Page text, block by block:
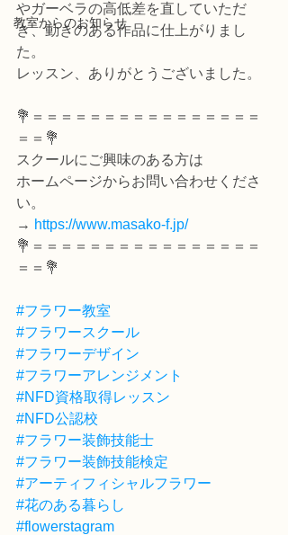
教室からのお知らせ
やガーベラの高低差を直していただ
き、動きのある作品に仕上がりまし
た。
レッスン、ありがとうございました。
💐＝＝＝＝＝＝＝＝＝＝＝＝＝＝＝＝
＝＝💐
スクールにご興味のある方は
ホームページからお問い合わせくださ
い。
→ https://www.masako-f.jp/
💐＝＝＝＝＝＝＝＝＝＝＝＝＝＝＝＝
＝＝💐
#フラワー教室
#フラワースクール
#フラワーデザイン
#フラワーアレンジメント
#NFD資格取得レッスン
#NFD公認校
#フラワー装飾技能士
#フラワー装飾技能検定
#アーティフィシャルフラワー
#花のある暮らし
#flowerstagram